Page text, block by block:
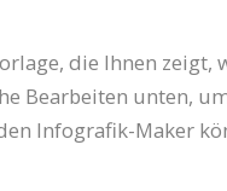
die Ihnen zeigt,
Bearbeiten unten,
Infografik-Maker